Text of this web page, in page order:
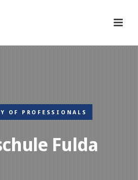
OF PROFESSIONALS
Fulda